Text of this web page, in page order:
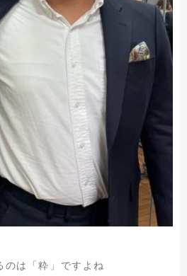
のは「粋」ですよね